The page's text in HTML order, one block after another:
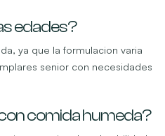
edades?
ya que la formulacion varia
senior con necesidades
comida humeda?